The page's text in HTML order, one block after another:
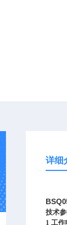
详细
技术
1 工作